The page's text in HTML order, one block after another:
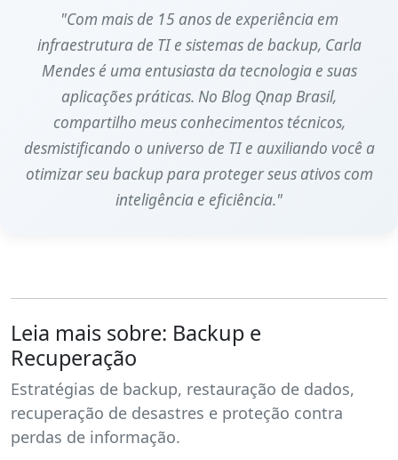
"Com mais de 15 anos de experiência em
infraestrutura de TI e sistemas de backup, Carla
Mendes é uma entusiasta da tecnologia e suas
aplicações práticas. No Blog Qnap Brasil,
compartilho meus conhecimentos técnicos,
desmistificando o universo de TI e auxiliando você a
otimizar seu backup para proteger seus ativos com
inteligência e eficiência."
Leia mais sobre: Backup e
Recuperação
Estratégias de backup, restauração de dados,
recuperação de desastres e proteção contra
perdas de informação.